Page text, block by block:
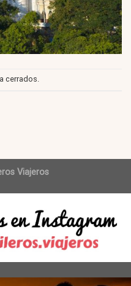
cerrados.
Viajeros